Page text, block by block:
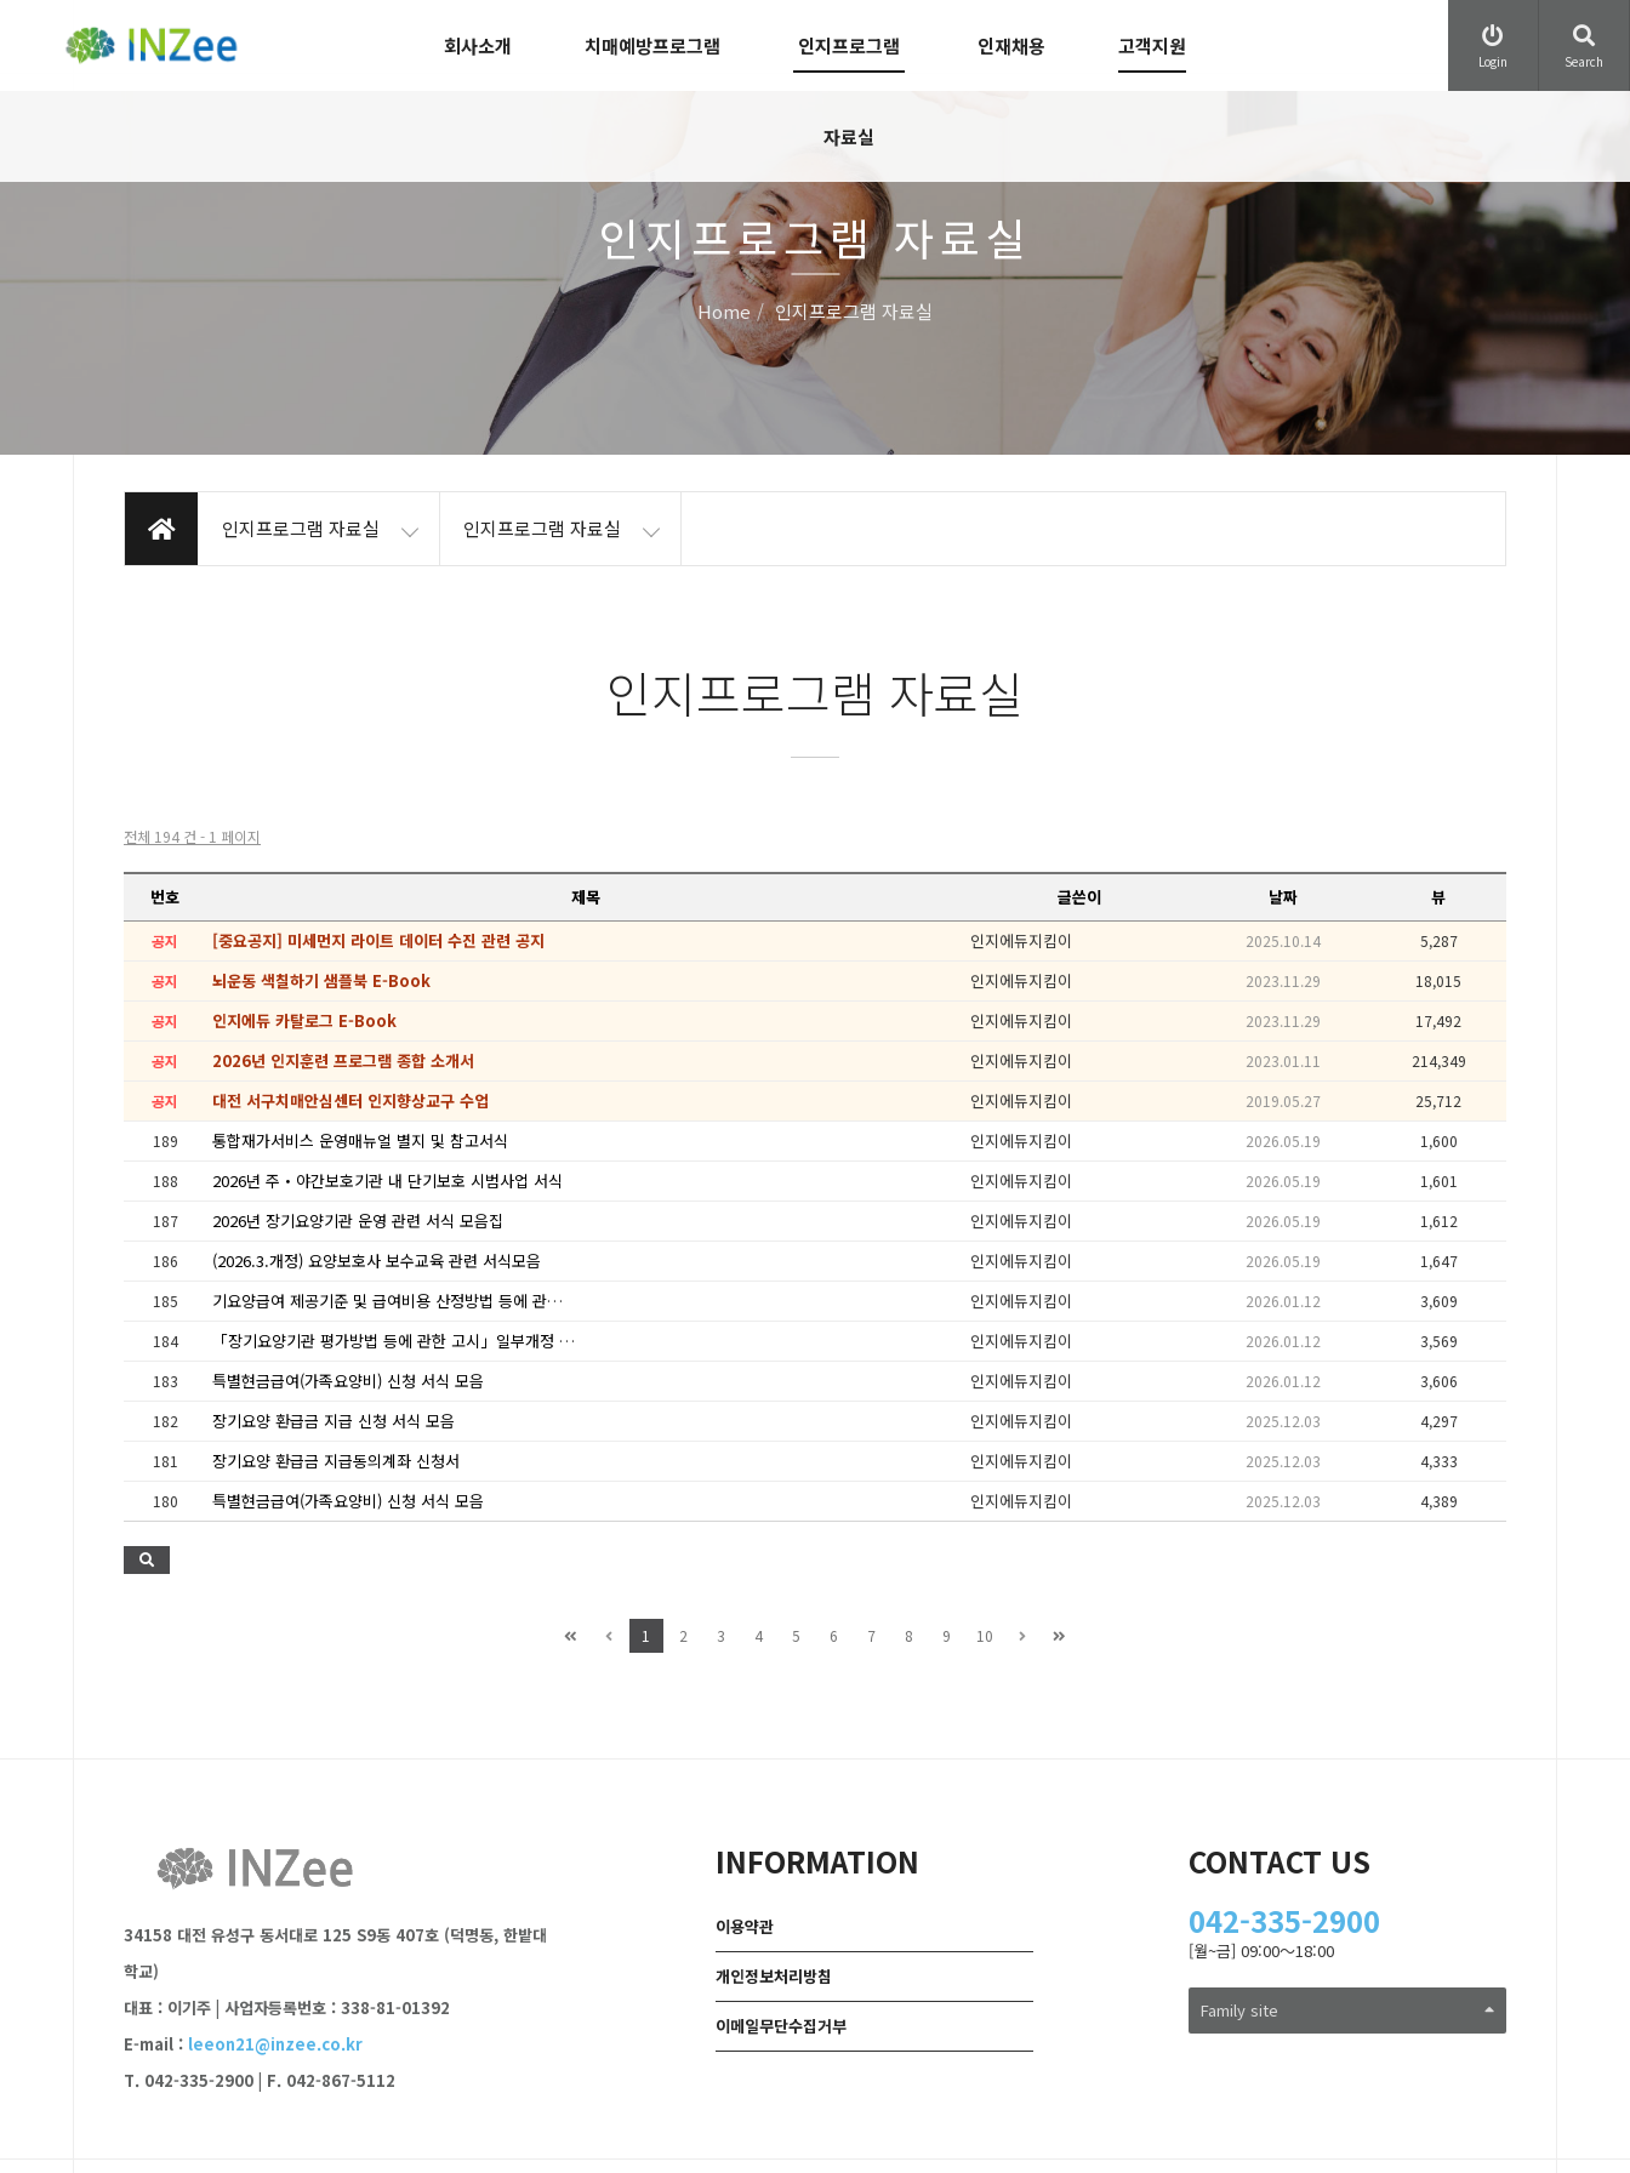
회사소개 치매예방프로그램 인지프로그램
자료실
인재채용 고객지원
Login Search
인지프로그램 자료실
Home 인지프로그램 자료실
인지프로그램 자료실 인지프로그램 자료실
인지프로그램 자료실
전체 194 건 - 1 페이지
번호 제목 글쓴이 날짜 뷰
공지 [중요공지] 미세먼지 라이트 데이터 수진 관련 공지 인지에듀지킴이 2025.10.14
5,287
공지
뇌운동 색칠하기 샘플북 E-Book 인지에듀지킴이 2023.11.29
18,015
공지
인지에듀 카탈로그 E-Book 인지에듀지킴이 2023.11.29
17,492
공지
2026년 인지훈련 프로그램 종합 소개서 인지에듀지킴이 2023.01.11
214,349
공지
대전 서구치매안심센터 인지향상교구 수업 인지에듀지킴이 2019.05.27
25,712
189
통합재가서비스 운영매뉴얼 별지 및 참고서식 인지에듀지킴이 2026.05.19
1,600
188
2026년 주・야간보호기관 내 단기보호 시범사업 서식 인지에듀지킴이 2026.05.19
1,601
187
2026년 장기요양기관 운영 관련 서식 모음집 인지에듀지킴이 2026.05.19
1,612
186
(2026.3.개정) 요양보호사 보수교육 관련 서식모음 인지에듀지킴이 2026.05.19
1,647
185
기요양급여 제공기준 및 급여비용 산정방법 등에 관한 고시・세부사항 개 인지에듀지킴이 2026.01.12
3,609
184
「장기요양기관 평가방법 등에 관한 고시」일부개정 안내 인지에듀지킴이 2026.01.12
3,569
183
특별현금급여(가족요양비) 신청 서식 모음 인지에듀지킴이 2026.01.12
3,606
182
장기요양 환급금 지급 신청 서식 모음 인지에듀지킴이 2025.12.03
4,297
181
장기요양 환급금 지급동의계좌 신청서 인지에듀지킴이 2025.12.03
4,333
180
특별현금급여(가족요양비) 신청 서식 모음 인지에듀지킴이 2025.12.03 4,389
1 2 3 4 5 6 7 8 9 10
34158 대전 유성구 동서대로 125 S9동 407호 (덕명동, 한밭대
학교)
대표 : 이기주 | 사업자등록번호 : 338-81-01392
E-mail : leeon21@inzee.co.kr
T. 042-335-2900 | F. 042-867-5112
INFORMATION
이용약관
개인정보처리방침
이메일무단수집거부
CONTACT US
042-335-2900
[월~금] 09:00～18:00
Family site